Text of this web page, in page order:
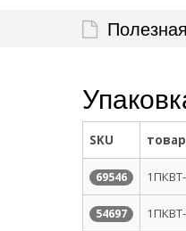
SKU
69546
54697